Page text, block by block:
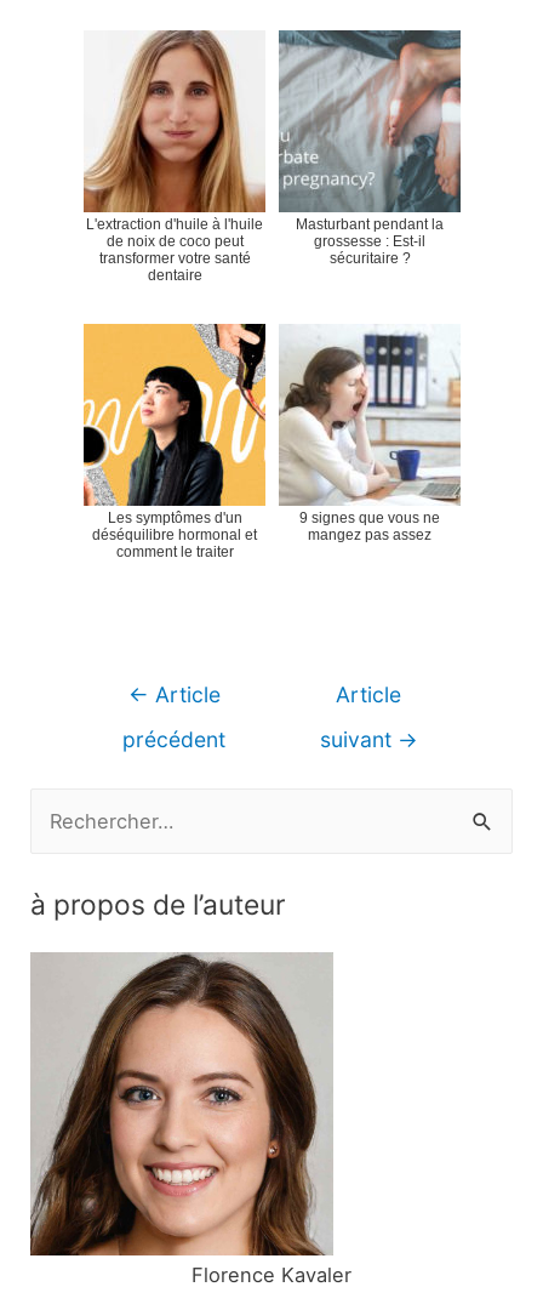
L'extraction d'huile à l'huile
de noix de coco peut
transformer votre santé
dentaire
Masturbant pendant la
grossesse : Est-il
sécuritaire ?
Les symptômes d'un
déséquilibre hormonal et
comment le traiter
9 signes que vous ne
mangez pas assez
Navigation
← Article
précédent
Article
suivant →
h
:
à propos de l’auteur
Florence Kavaler